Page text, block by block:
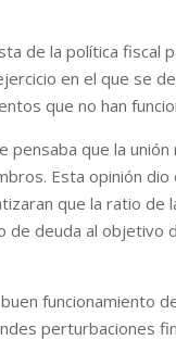
de la política fiscal
en el que se
que no han
que la
Esta opinión
que la ratio de
deuda al
perturbaciones